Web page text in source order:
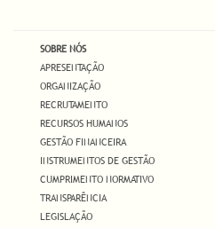
SOBRE NÓS
APRESENTAÇÃO
ORGANIZAÇÃO
RECRUTAMENTO
RECURSOS HUMANOS
GESTÃO FINANCEIRA
INSTRUMENTOS DE GESTÃO
CUMPRIMENTO NORMATIVO
TRANSPARÊNCIA
LEGISLAÇÃO